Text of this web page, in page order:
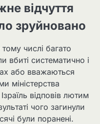
відчуття
зруйновано
числі багато
вбиті систематично і
або вважаються
міністерства
відповів лютим
чого загинули
були поранені.